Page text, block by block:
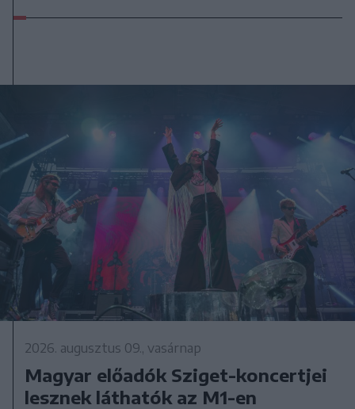
2026. augusztus 09., vasárnap
Magyar előadók Sziget-koncertjei
lesznek láthatók az M1-en